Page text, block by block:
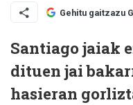
Gehitu gaitzazu
Santiago jaiak
dituen jai
hasieran